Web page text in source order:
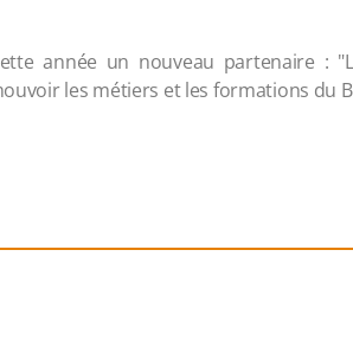
année un nouveau partenaire :
les métiers et les formations du